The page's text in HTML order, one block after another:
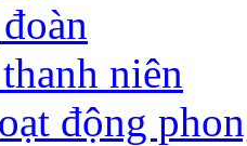
niên
động